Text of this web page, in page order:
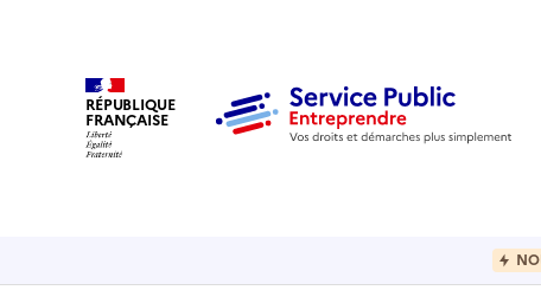
RÉPUBLIQUE
FRANÇAISE